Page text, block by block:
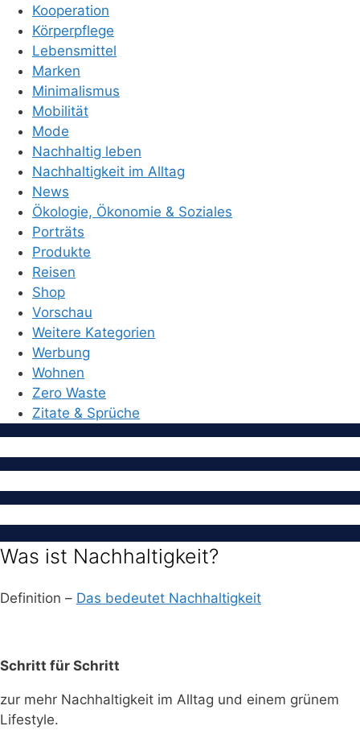
Kooperation
Körperpflege
Lebensmittel
Marken
Minimalismus
Mobilität
Mode
Nachhaltig leben
Nachhaltigkeit im Alltag
News
Ökologie, Ökonomie & Soziales
Porträts
Produkte
Reisen
Shop
Vorschau
Weitere Kategorien
Werbung
Wohnen
Zero Waste
Zitate & Sprüche
Was ist Nachhaltigkeit?
Definition – Das bedeutet Nachhaltigkeit
Schritt für Schritt
zur mehr Nachhaltigkeit im Alltag und einem grünem
Lifestyle.